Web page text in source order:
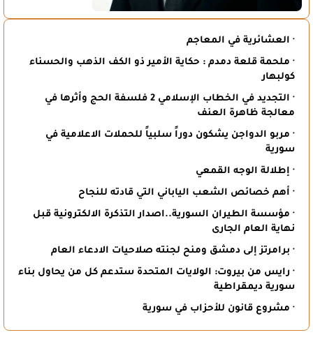
· العشائرية في المعاجم
· ملحمة قلعة دمدم : حكاية الأمير ذو الكف الذهب والحسناء
كولبهار
· التجديد في الخطاب الإسلامي 2 فلسفة الحج وأثرها في
معالجة ظاهرة العنف
· مربو الدواجن يشكون دوراً سلبياً للحملات الاعلامية في
سورية
· إطلالة الوجه القمعي
· أهم خصائص الشعب الياباني التي قادته للنجاح
· مؤسسة الطيران السورية..اصدار التذكرة الالكترونية قبل
نهاية العام الجارى
· برامرتز إلى دمشق ومنح لجنته صلاحيات الادعاء العام
· رايس من بيروت: الولايات المتحدة ستدعم كل من يحاول بناء
سورية ديمقراطية
· مشروع قانون للأحزاب في سورية